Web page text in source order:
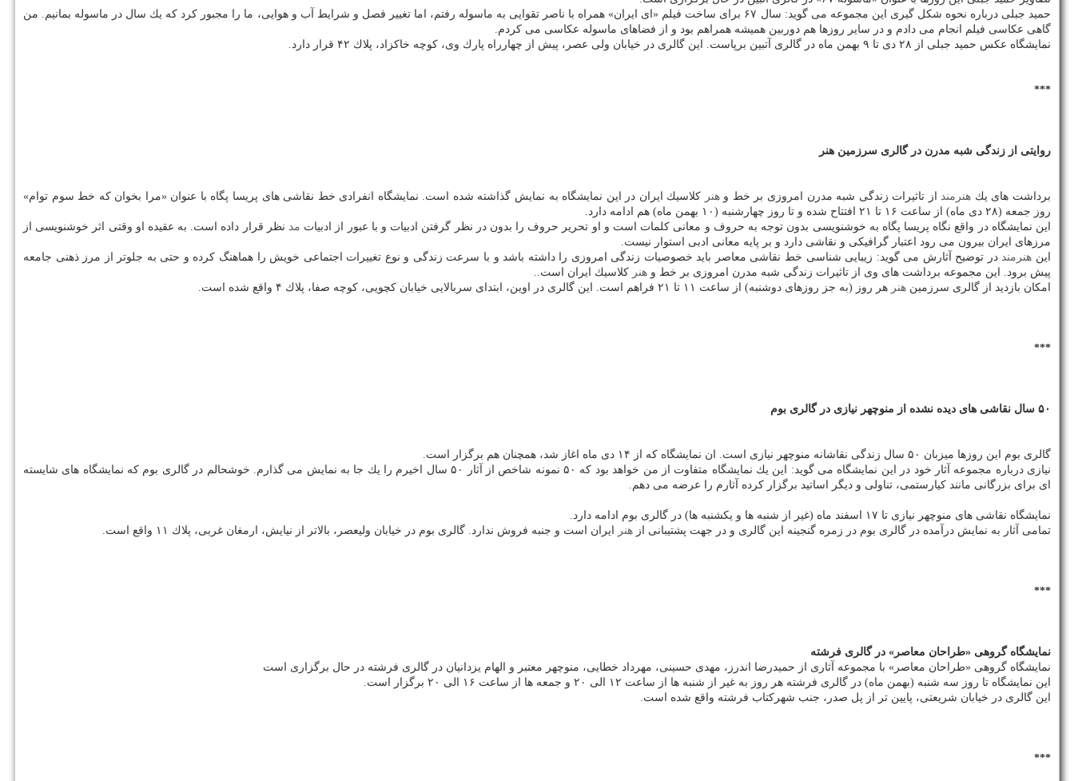
حمید جبلی درباره نحوه شكل گیری این مجموعه می گوید: سال ۶۷ برای ساخت فیلم «ای ایران» همراه با ناصر تقوایی به ماسوله رفتم، اما تغییر فصل و شرایط آب و هوایی، ما را مجبور كرد كه یك سال در ماسوله بمانیم. من
گاهی عكاسی فیلم انجام می دادم و در سایر روزها هم دوربین همیشه همراهم بود و از فضاهای ماسوله عكاسی می كردم.
نمایشگاه عكس حمید جبلی از ۲۸ دی تا ۹ بهمن ماه در گالری آتبین برپاست. این گالری در خیابان ولی عصر، پیش از چهارراه پارك وی، كوچه خاكزاد، پلاك ۴۲ قرار دارد.
***
روایتی از زندگی شبه مدرن در گالری سرزمین هنر
برداشت های یك هنرمند از تاثیرات زندگی شبه مدرن امروزی بر خط وهنر كلاسیك ایران در این نمایشگاه به نمایش گذاشته شده است. نمایشگاه انفرادی خط نقاشی های پریسا پگاه با عنوان «مرا بخوان كه خط سوم توام»
روز جمعه (۲۸ دی ماه) از ساعت ۱۶ تا ۲۱ افتتاح شده و تا روز چهارشنبه (۱۰ بهمن ماه) هم ادامه دارد.
این نمایشگاه در واقع نگاه پریسا پگاه به خوشنویسی بدون توجه به حروف و معانی كلمات است و او تحریر حروف را بدون در نظر گرفتن ادبیات و با عبور از ادبیات مد نظر قرار داده است. به عقیده او وقتی اثر خوشنویسی از
مرزهای ایران بیرون می رود اعتبار گرافیكی و نقاشی دارد و بر پایه معانی ادبی استوار نیست.
این هنرمند در توضیح آثارش می گوید: زیبایی شناسی خط نقاشی معاصر باید خصوصیات زندگی امروزی را داشته باشد و با سرعت زندگی و نوع تغییرات اجتماعی خویش را هماهنگ كرده و حتی به جلوتر از مرز ذهنی جامعه
پیش برود. این مجموعه برداشت های وی از تاثیرات زندگی شبه مدرن امروزی بر خط و هنر كلاسیك ایران است..
امكان بازدید از گالری سرزمین هنر هر روز (به جز روزهای دوشنبه) از ساعت ۱۱ تا ۲۱ فراهم است. این گالری در اوین، ابتدای سربالایی خیابان كچویی، كوچه صفا، پلاك ۴ واقع شده است.
***
۵۰ سال نقاشی های دیده نشده از منوچهر نیازی در گالری بوم
گالری بوم این روزها میزبان ۵۰ سال زندگی نقاشانه منوچهر نیازی است. ان نمایشگاه كه از ۱۴ دی ماه اغاز شد، همچنان هم برگزار است.
نیازی درباره مجموعه آثار خود در این نمایشگاه می گوید: این یك نمایشگاه متفاوت از من خواهد بود كه ۵۰ نمونه شاخص از آثار ۵۰ سال اخیرم را یك جا به نمایش می گذارم. خوشحالم در گالری بوم كه نمایشگاه های شایسته
ای برای بزرگانی مانند كیارستمی، تناولی و دیگر اساتید برگزار كرده آثارم را عرضه می دهم.
نمایشگاه نقاشی های منوچهر نیازی تا ۱۷ اسفند ماه (غیر از شنبه ها و یكشنبه ها) در گالری بوم ادامه دارد.
تمامی آثار به نمایش درآمده در گالری بوم در زمره گنجینه این گالری و در جهت پشتیبانی از هنر ایران است و جنبه فروش ندارد. گالری بوم در خیابان ولیعصر، بالاتر از نیایش، ارمغان غربی، پلاك ۱۱ واقع است.
***
نمایشگاه گروهی «طراحان معاصر» در گالری فرشته
نمایشگاه گروهی «طراحان معاصر» با مجموعه آثاری از حمیدرضا اندرز، مهدی حسینی، مهرداد خطایی، منوچهر معتبر و الهام یزدانیان در گالری فرشته در حال برگزاری است
این نمایشگاه تا روز سه شنبه (بهمن ماه) در گالری فرشته هر روز به غیر از شنبه ها از ساعت ۱۲ الی ۲۰ و جمعه ها از ساعت ۱۶ الی ۲۰ برگزار است.
این گالری در خیابان شریعتی، پایین تر از پل صدر، جنب شهركتاب فرشته واقع شده است.
***